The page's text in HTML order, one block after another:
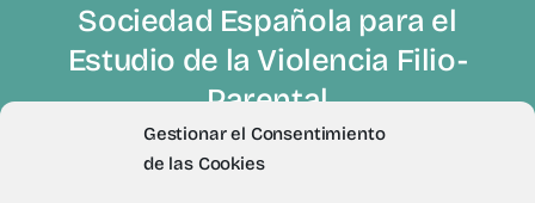
Gestionar el Consentimiento
de las Cookies
Sociedad Española para el
Estudio de la Violencia Filio-
Parental